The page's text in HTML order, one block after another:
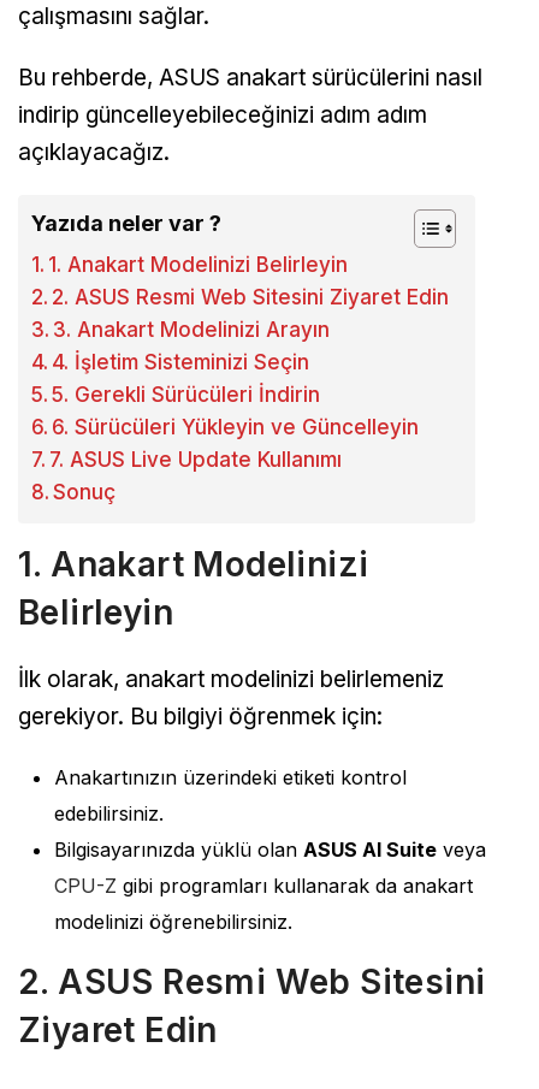
çalışmasını sağlar.
Bu rehberde, ASUS anakart sürücülerini nasıl
indirip güncelleyebileceğinizi adım adım
açıklayacağız.
Yazıda neler var ?
1. Anakart Modelinizi Belirleyin
2. ASUS Resmi Web Sitesini Ziyaret Edin
3. Anakart Modelinizi Arayın
4. İşletim Sisteminizi Seçin
5. Gerekli Sürücüleri İndirin
6. Sürücüleri Yükleyin ve Güncelleyin
7. ASUS Live Update Kullanımı
Sonuç
1. Anakart Modelinizi
Belirleyin
İlk olarak, anakart modelinizi belirlemeniz
gerekiyor. Bu bilgiyi öğrenmek için:
Anakartınızın üzerindeki etiketi kontrol
edebilirsiniz.
Bilgisayarınızda yüklü olan ASUS AI Suite veya
CPU-Z gibi programları kullanarak da anakart
modelinizi öğrenebilirsiniz.
2. ASUS Resmi Web Sitesini
Ziyaret Edin